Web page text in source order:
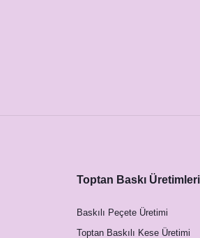
Toptan Baskı Üretimleri
Baskılı Peçete Üretimi
Toptan Baskılı Kese Üretimi